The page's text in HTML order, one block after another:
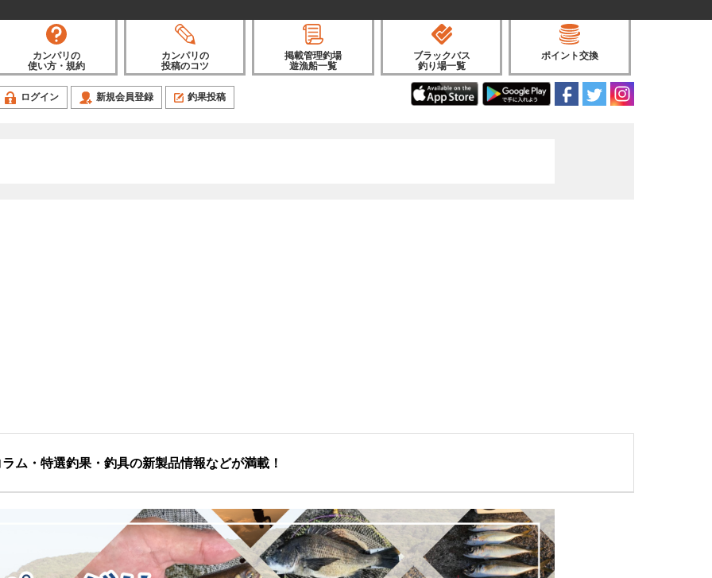
カンパリの
使い方・規約
カンパリの
投稿のコツ
掲載管理釣場
遊漁船一覧
ブラックバス
釣り場一覧
ポイント交換
ログイン 新規会員登録 釣果投稿
ム・特選釣果・釣具の新製品情報などが満載！